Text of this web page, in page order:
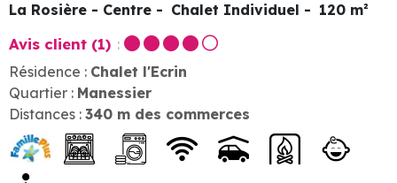
La Rosière - Centre
Chalet Individuel 120 m²
Avis client (1)
Résidence : Chalet l'Ecrin
Quartier : Manessier
Distances : 340 m des commerces